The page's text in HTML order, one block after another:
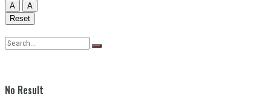
No Result
A
A
Reset